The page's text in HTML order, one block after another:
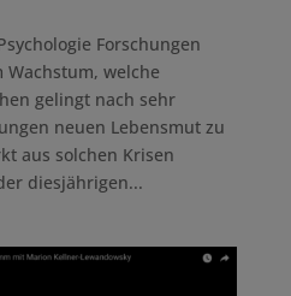
Forschungen
welche
gelingt nach sehr
neuen Lebensmut zu
aus solchen Krisen
diesjährigen...